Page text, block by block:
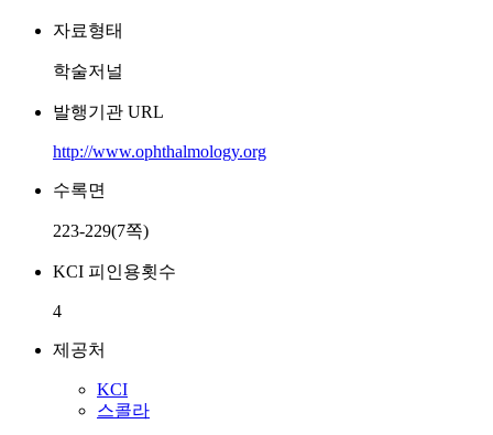
자료형태
학술저널
발행기관 URL
http://www.ophthalmology.org
수록면
223-229(7쪽)
KCI 피인용횟수
4
제공처
KCI
스콜라